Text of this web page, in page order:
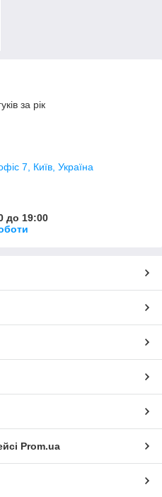
за рік
7, Київ, Україна
до 19:00
Prom.ua